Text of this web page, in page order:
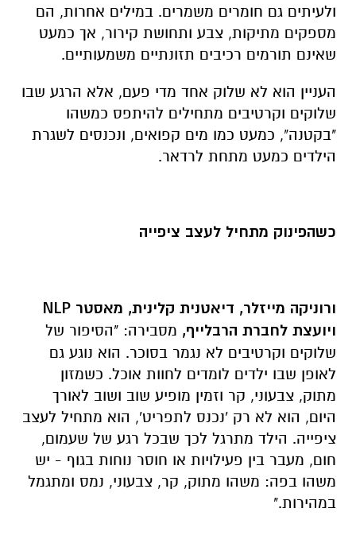
ולעיתים גם חומרים משמרים. במילים אחרות, הם
מספקים מתיקות, צבע ותחושת קירור, אך כמעט
שאינם תורמים רכיבים תזונתיים משמעותיים.
העניין הוא לא שלוק אחד מדי פעם, אלא הרגע שבו
שלוקים וקרטיבים מתחילים להיתפס כמשהו
"בקטנה", כמעט כמו מים קפואים, ונכנסים לשגרת
הילדים כמעט מתחת לרדאר.
כשהפינוק מתחיל לעצב ציפייה
ורוניקה מייזלר, דיאטנית קלינית, מאסטר
ויועצת לחברת הרבלייף, מסבירה: "הסיפור של
שלוקים וקרטיבים לא נגמר בסוכר. הוא נוגע גם
לאופן שבו ילדים לומדים לחוות אוכל. כשמזון
מתוק, צבעוני, קר וזמין מופיע שוב ושוב לאורך
היום, הוא לא רק 'נכנס לתפריט', הוא מתחיל לעצב
ציפייה. הילד מתרגל לכך שבכל רגע של שעמום,
חום, מעבר בין פעילויות או חוסר נוחות בגוף - יש
משהו בפה: משהו מתוק, קר, צבעוני, נמס ומתגמל
במהירות."